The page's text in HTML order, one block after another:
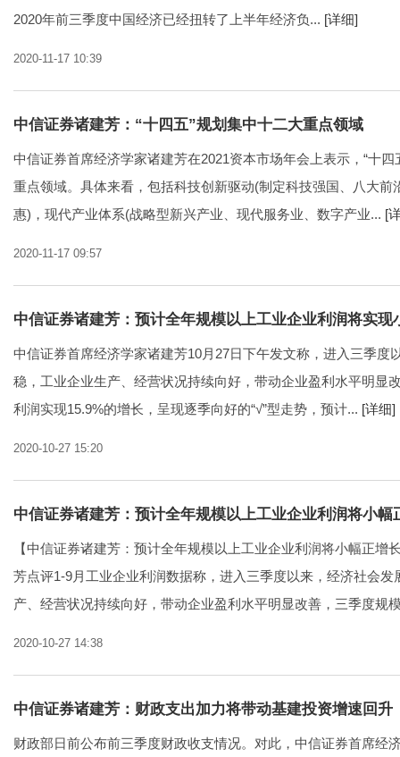
2020年前三季度中国经济已经扭转了上半年经济负... [详细]
2020-11-17 10:39
中信证券诸建芳：“十四五”规划集中十二大重点领域
中信证券首席经济学家诸建芳在2021资本市场年会上表示，“十
重点领域。具体来看，包括科技创新驱动(制定科技强国、八大前
惠)，现代产业体系(战略型新兴产业、现代服务业、数字产业... [
2020-11-17 09:57
中信证券诸建芳：预计全年规模以上工业企业利润将实现
中信证券首席经济学家诸建芳10月27日下午发文称，进入三季度
稳，工业企业生产、经营状况持续向好，带动企业盈利水平明显
利润实现15.9%的增长，呈现逐季向好的“√”型走势，预计... [详细]
2020-10-27 15:20
中信证券诸建芳：预计全年规模以上工业企业利润将小幅
【中信证券诸建芳：预计全年规模以上工业企业利润将小幅正增
芳点评1-9月工业企业利润数据称，进入三季度以来，经济社会
产、经营状况持续向好，带动企业盈利水平明显改善，三季度规
2020-10-27 14:38
中信证券诸建芳：财政支出加力将带动基建投资增速回升
财政部日前公布前三季度财政收支情况。对此，中信证券首席经